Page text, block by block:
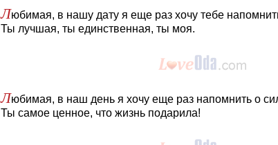
Любимая, в нашу дату я еще раз хочу тебе
Ты лучшая, ты единственная, ты моя.
Любимая, в наш день я хочу еще раз напомнить о
Ты самое ценное, что жизнь подарила!